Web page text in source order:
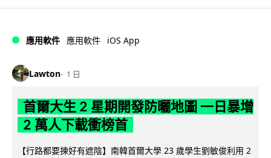
應用軟件 應用軟件 iOS App
Lawton 1 日
首爾大生 2 星期開發防曬地圖 一日暴增
2 萬人下載衝榜首
【行路都要揀好有遮陰】南韓首爾大學 23 歲學生劉敏俊利用 2